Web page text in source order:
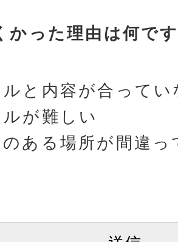
かった理由は何で
と内容が合ってい
が難しい
ある場所が間違っ